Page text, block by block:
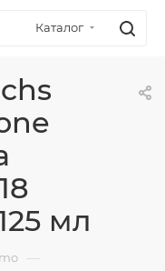
Каталог
мл
—